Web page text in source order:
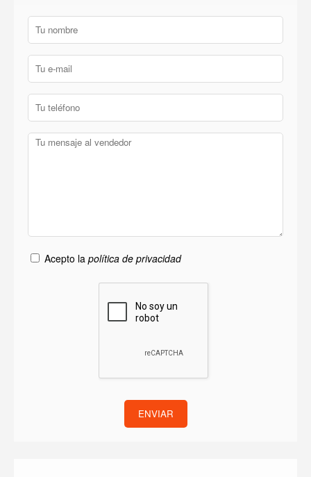
Acepto la política de privacidad
ENVIAR